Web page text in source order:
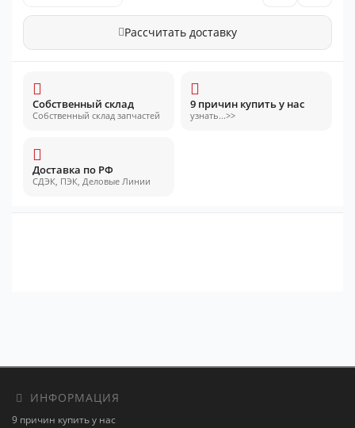
Рассчитать доставку
Собственный склад
Собственный склад запчастей
9 причин купить у нас
узнать...>>
Доставка по РФ
СДЭК, ПЭК, Деловые Линии
ИНФОРМАЦИЯ
9 причин купить у нас